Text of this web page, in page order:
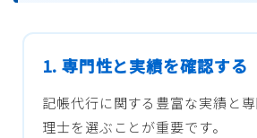
1. 専門性と実績を確認する
記帳代行に関する豊富な実績と
理士を選ぶことが重要です。